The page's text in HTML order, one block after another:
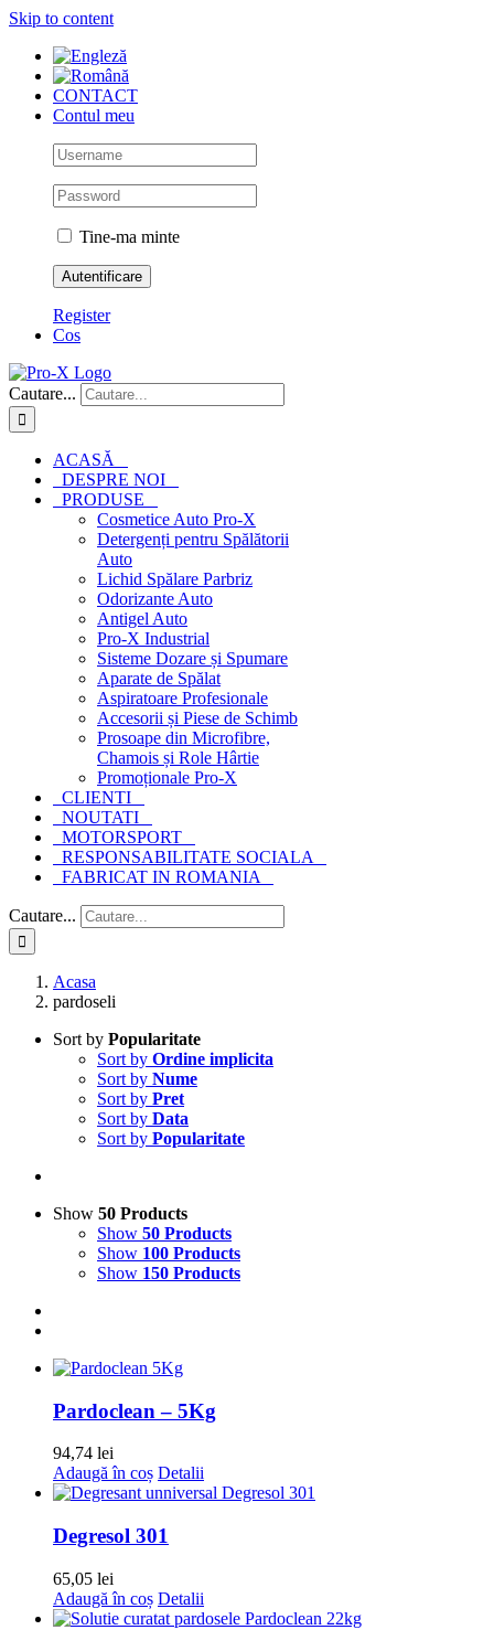
Skip to content
CONTACT
Contul meu
Tine-ma minte
Register
Cos
Cautare...
ACASĂ
DESPRE NOI
PRODUSE
Cosmetice Auto Pro-X
Detergenți pentru Spălătorii
Auto
Lichid Spălare Parbriz
Odorizante Auto
Antigel Auto
Pro-X Industrial
Sisteme Dozare și Spumare
Aparate de Spălat
Aspiratoare Profesionale
Accesorii și Piese de Schimb
Prosoape din Microfibre,
Chamois și Role Hârtie
Promoționale Pro-X
CLIENTI
NOUTATI
MOTORSPORT
RESPONSABILITATE SOCIALA
FABRICAT IN ROMANIA
Cautare...
Acasa
pardoseli
Sort by Popularitate
Sort by Ordine implicita
Sort by Nume
Sort by Pret
Sort by Data
Sort by Popularitate
Show 50 Products
Show 50 Products
Show 100 Products
Show 150 Products
Pardoclean – 5Kg
94,74 lei
Adaugă în coș Detalii
Degresol 301
65,05 lei
Adaugă în coș Detalii